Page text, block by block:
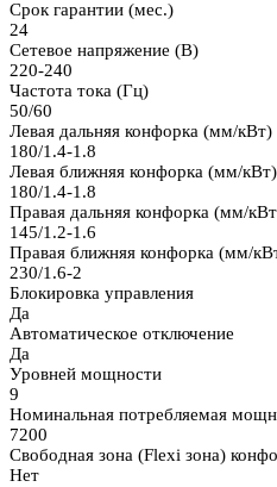
Срок гарантии (мес.)
24
Сетевое напряжение (В)
220-240
Частота тока (Гц)
50/60
Левая дальняя конфорка (мм/кВт)
180/1.4-1.8
Левая ближняя конфорка (мм/кВт)
180/1.4-1.8
Правая дальняя конфорка (мм/
145/1.2-1.6
Правая ближняя конфорка (мм/
230/1.6-2
Блокировка управления
Да
Автоматическое отключение
Да
Уровней мощности
9
Номинальная потребляемая
7200
Свободная зона (Flexi зона)
Нет